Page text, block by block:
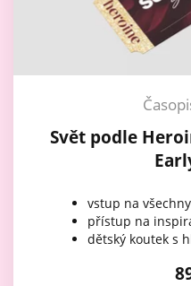
Svět podle
vstup na
přístup na
dětský koutek s